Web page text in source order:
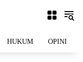
HUKUM OPINI